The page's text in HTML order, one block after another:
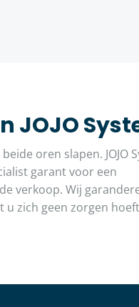
JOJO
oren slapen. JOJO
garant voor een
verkoop. Wij
u zich geen zorgen